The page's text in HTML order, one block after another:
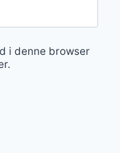
i denne browser